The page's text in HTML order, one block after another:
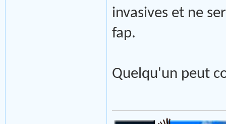
invasives et ne
fap.
Quelqu'un peut